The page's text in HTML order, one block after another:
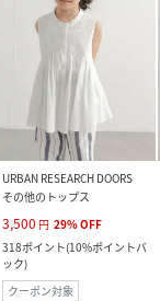
URBAN RESEARCH DOORS
その他のトップス
3,500 円 29%OFF
318ポイント(10%ポイントバ
ック)
クーポン対象